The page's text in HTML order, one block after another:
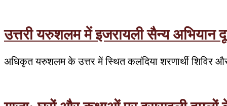
उत्तरी यरुशलम में इजरायली सैन्य अभियान
अधिकृत यरुशलम के उत्तर में स्थित कलंदिया शरणार्थी